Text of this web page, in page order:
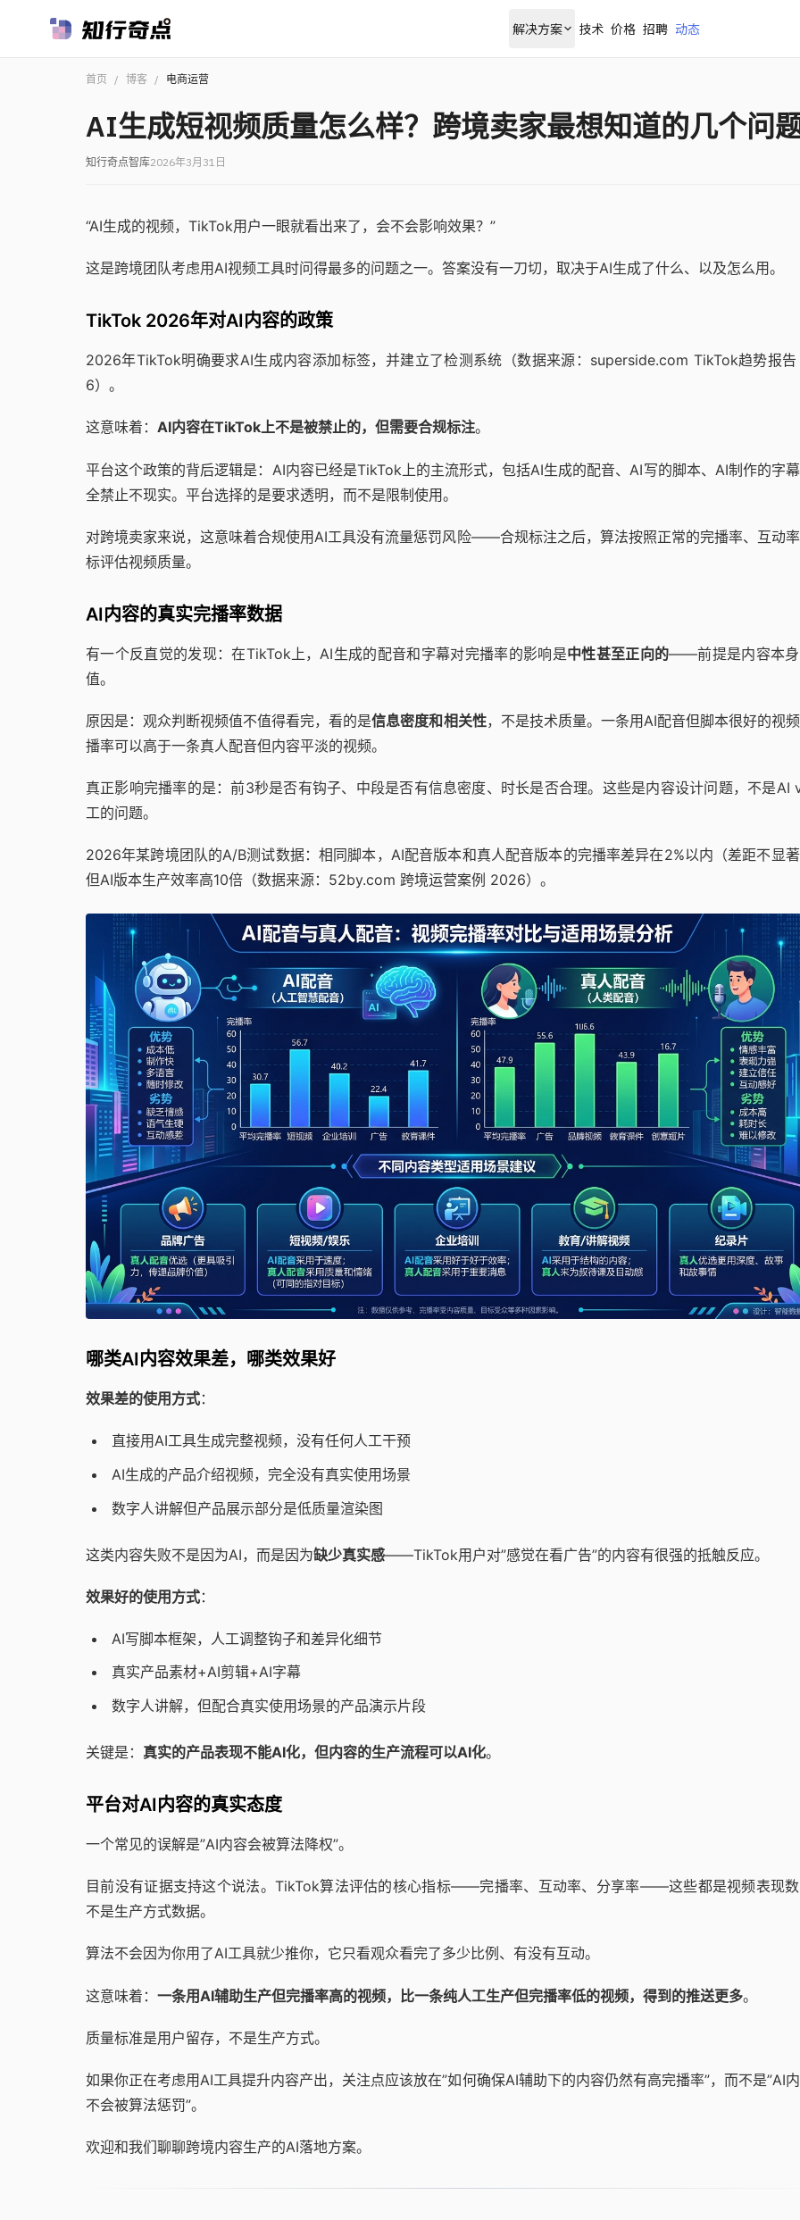
解决方案 技术 价格 招聘 动态
首页 / 博客 / 电商运营
AI生成短视频质量怎么样？跨境卖家最想知道的几个问
知行奇点智库2026年3月31日
“AI生成的视频，TikTok用户一眼就看出来了，会不会影响效果？”
这是跨境团队考虑用AI视频工具时问得最多的问题之一。答案没有一刀切，取决于AI生成了什么、以及怎么用。
TikTok 2026年对AI内容的政策
2026年TikTok明确要求AI生成内容添加标签，并建立了检测系统（数据来源：superside.com TikTok趋势报
6）。
这意味着： AI内容在TikTok上不是被禁止的，但需要合规标注。
平台这个政策的背后逻辑是：AI内容已经是TikTok上的主流形式，包括AI生成的配音、AI写的脚本、AI制作的字
全禁止不现实。平台选择的是要求透明，而不是限制使用。
对跨境卖家来说，这意味着合规使用AI工具没有流量惩罚风险——合规标注之后，算法按照正常的完播率、互动
标评估视频质量。
AI内容的真实完播率数据
有一个反直觉的发现：在TikTok上，AI生成的配音和字幕对完播率的影响是中性甚至正向的——前提是内容本
值。
原因是：观众判断视频值不值得看完，看的是信息密度和相关性，不是技术质量。一条用AI配音但脚本很好的视
播率可以高于一条真人配音但内容平淡的视频。
真正影响完播率的是：前3秒是否有钩子、中段是否有信息密度、时长是否合理。这些是内容设计问题，不是AI
工的问题。
2026年某跨境团队的A/B测试数据：相同脚本，AI配音版本和真人配音版本的完播率差异在2%以内（差距不显
但AI版本生产效率高10倍（数据来源：52by.com 跨境运营案例 2026）。
哪类AI内容效果差，哪类效果好
效果差的使用方式：
直接用AI工具生成完整视频，没有任何人工干预
AI生成的产品介绍视频，完全没有真实使用场景
数字人讲解但产品展示部分是低质量渲染图
这类内容失败不是因为AI，而是因为缺少真实感——TikTok用户对”感觉在看广告”的内容有很强的抵触反应。
效果好的使用方式：
AI写脚本框架，人工调整钩子和差异化细节
真实产品素材+AI剪辑+AI字幕
数字人讲解，但配合真实使用场景的产品演示片段
关键是： 真实的产品表现不能AI化，但内容的生产流程可以AI化。
平台对AI内容的真实态度
一个常见的误解是”AI内容会被算法降权”。
目前没有证据支持这个说法。TikTok算法评估的核心指标——完播率、互动率、分享率——这些都是视频表现
不是生产方式数据。
算法不会因为你用了AI工具就少推你，它只看观众看完了多少比例、有没有互动。
这意味着： 一条用AI辅助生产但完播率高的视频，比一条纯人工生产但完播率低的视频，得到的推送更多。
质量标准是用户留存，不是生产方式。
如果你正在考虑用AI工具提升内容产出，关注点应该放在”如何确保AI辅助下的内容仍然有高完播率”，而不是”AI
不会被算法惩罚”。
欢迎和我们聊聊跨境内容生产的AI落地方案。